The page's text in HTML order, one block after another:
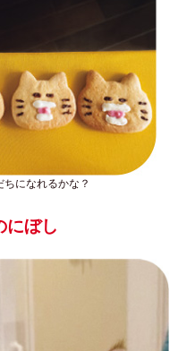
になれるかな？
にぼし